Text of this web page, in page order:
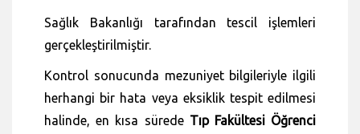
Sağlık Bakanlığı tarafından tescil işlemleri
gerçekleştirilmiştir.
Kontrol sonucunda mezuniyet bilgileriyle ilgili
herhangi bir hata veya eksiklik tespit edilmesi
halinde, en kısa sürede Tıp Fakültesi Öğrenci